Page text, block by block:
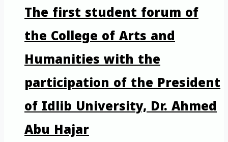
The first student forum of
the College of Arts and
Humanities with the
participation of the President
of Idlib University, Dr. Ahmed
Abu Hajar